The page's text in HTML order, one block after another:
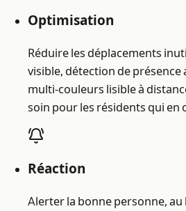
Optimisation
Réduire les déplacements
visible, détection de
multi-couleurs lisible à
soin pour les résidents qui en
Réaction
Alerter la bonne personne, au